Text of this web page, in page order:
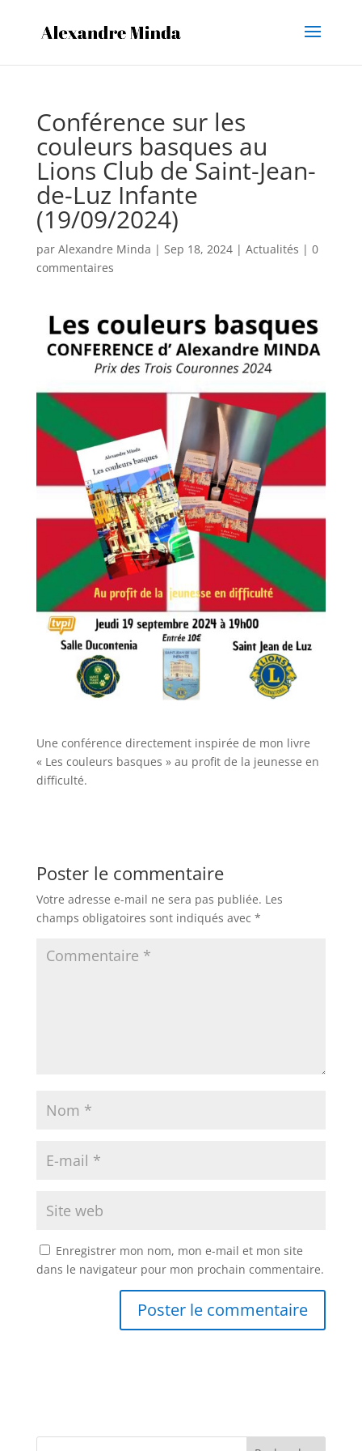
Conférence sur les
couleurs basques au
Lions Club de Saint-Jean-
de-Luz Infante
(19/09/2024)
par Alexandre Minda | Sep 18, 2024| Actualités | 0
commentaires
Une conférence directement inspirée de mon livre
« Les couleurs basques » au profit de la jeunesse en
difficulté.
Poster le commentaire
Votre adresse e-mail ne sera pas publiée. Les
champs obligatoires sont indiqués avec *
Enregistrer mon nom, mon e-mail et mon site
dans le navigateur pour mon prochain commentaire.